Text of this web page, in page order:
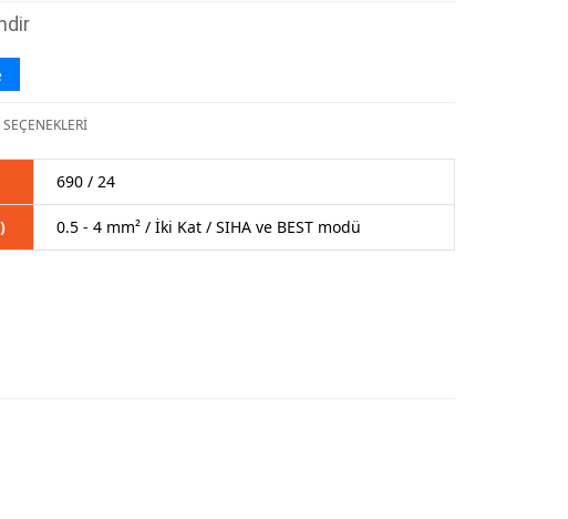
690 / 24
0.5 - 4 mm² / İki Kat / SIHA ve BEST modü